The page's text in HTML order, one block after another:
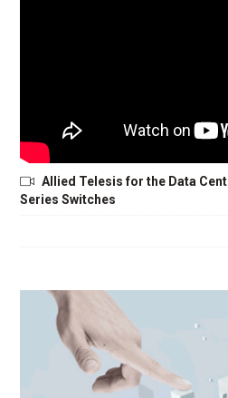
Allied Telesis for the Data
Series Switches